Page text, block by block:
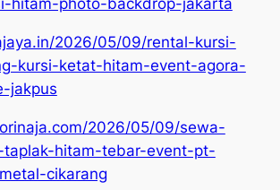
hitam-photo-backdrop-jakarta
2026/05/09/rental-kursi-
kursi-ketat-hitam-event-agora-
jakpus
2026/05/09/sewa-
hitam-tebar-event-pt-
cikarang